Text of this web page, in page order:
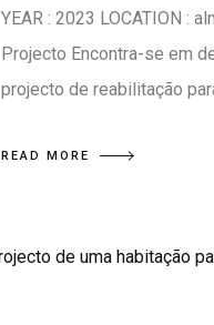
YEAR : 2023 LOCATION :
Projecto Encontra-se em
projecto de reabilitação
READ MORE